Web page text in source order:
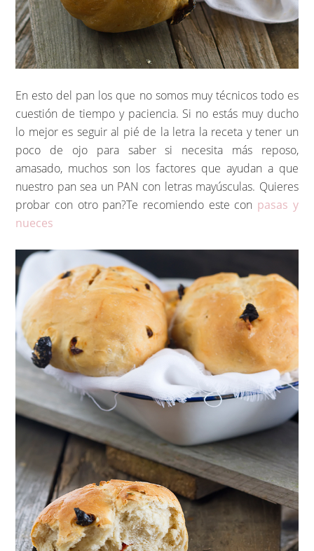
En esto del pan los que no somos muy técnicos todo es
cuestión de tiempo y paciencia. Si no estás muy ducho
lo mejor es seguir al pié de la letra la receta y tener un
poco de ojo para saber si necesita más reposo,
amasado, muchos son los factores que ayudan a que
nuestro pan sea un PAN con letras mayúsculas. Quieres
probar con otro pan?Te recomiendo este con pasas y
nueces